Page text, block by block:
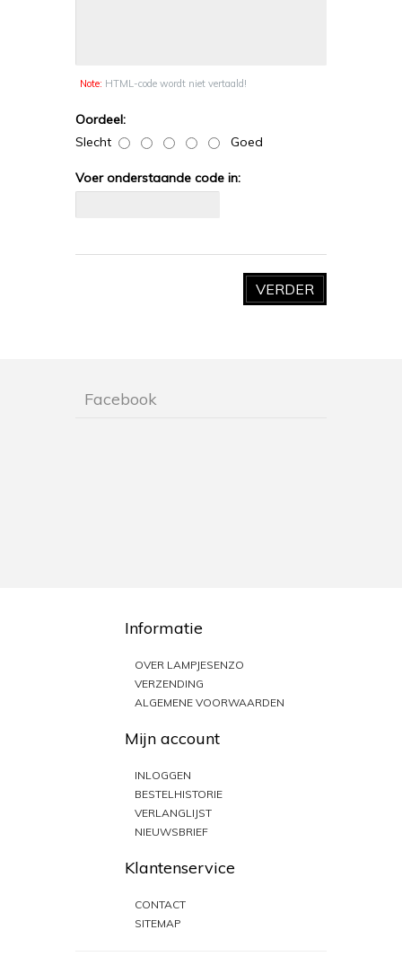
Note: HTML-code wordt niet vertaald!
Oordeel:
Slecht
Goed
Voer onderstaande code in:
VERDER
Facebook
Informatie
OVER LAMPJESENZO
VERZENDING
ALGEMENE VOORWAARDEN
Mijn account
INLOGGEN
BESTELHISTORIE
VERLANGLIJST
NIEUWSBRIEF
Klantenservice
CONTACT
SITEMAP